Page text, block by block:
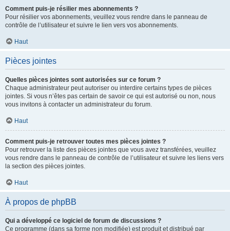
Comment puis-je résilier mes abonnements ?
Pour résilier vos abonnements, veuillez vous rendre dans le panneau de
contrôle de l’utilisateur et suivre le lien vers vos abonnements.
Haut
Pièces jointes
Quelles pièces jointes sont autorisées sur ce forum ?
Chaque administrateur peut autoriser ou interdire certains types de pièces
jointes. Si vous n’êtes pas certain de savoir ce qui est autorisé ou non, nous
vous invitons à contacter un administrateur du forum.
Haut
Comment puis-je retrouver toutes mes pièces jointes ?
Pour retrouver la liste des pièces jointes que vous avez transférées, veuillez
vous rendre dans le panneau de contrôle de l’utilisateur et suivre les liens vers
la section des pièces jointes.
Haut
À propos de phpBB
Qui a développé ce logiciel de forum de discussions ?
Ce programme (dans sa forme non modifiée) est produit et distribué par